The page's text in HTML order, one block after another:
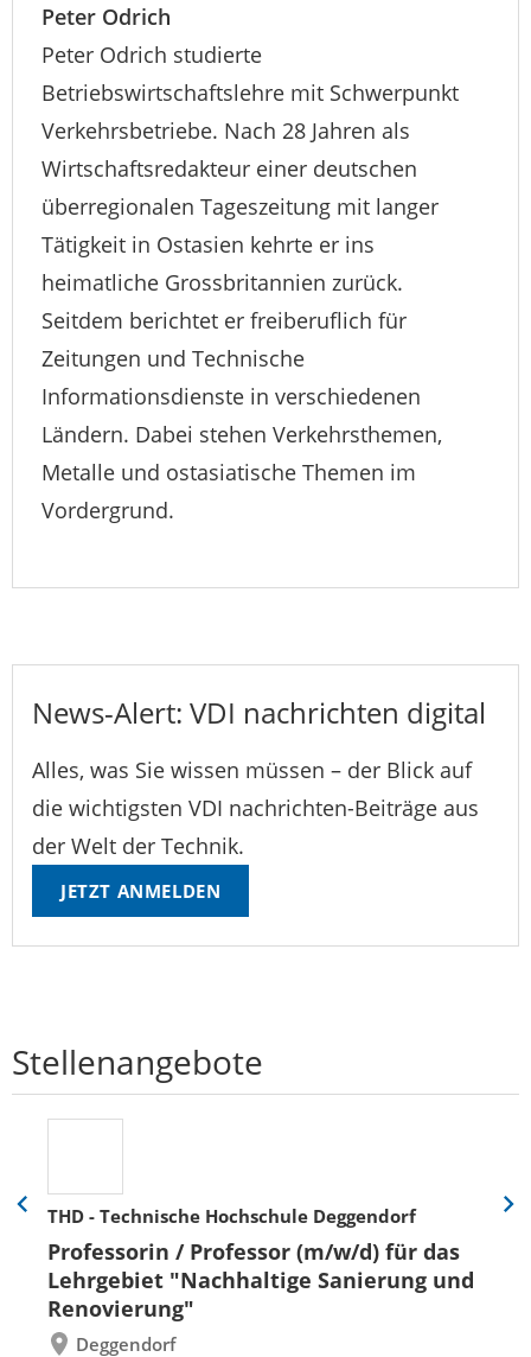
Peter Odrich
Peter Odrich studierte
Betriebswirtschaftslehre mit Schwerpunkt
Verkehrsbetriebe. Nach 28 Jahren als
Wirtschaftsredakteur einer deutschen
überregionalen Tageszeitung mit langer
Tätigkeit in Ostasien kehrte er ins
heimatliche Grossbritannien zurück.
Seitdem berichtet er freiberuflich für
Zeitungen und Technische
Informationsdienste in verschiedenen
Ländern. Dabei stehen Verkehrsthemen,
Metalle und ostasiatische Themen im
Vordergrund.
News-Alert: VDI nachrichten digital
Alles, was Sie wissen müssen – der Blick auf
die wichtigsten VDI nachrichten-Beiträge aus
der Welt der Technik.
JETZT ANMELDEN
Stellenangebote
THD - Technische Hochschule Deggendorf
Professorin / Professor (m/w/d) für das
Lehrgebiet "Nachhaltige Sanierung und
Renovierung"
Deggendorf
Eine
zurück
Eine